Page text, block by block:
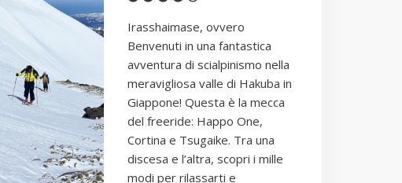
Irasshaimase, ovvero
Benvenuti in una fantastica
avventura di scialpinismo nella
meravigliosa valle di Hakuba in
Giappone! Questa è la mecca
del freeride: Happo One,
Cortina e Tsugaike. Tra una
discesa e l’altra, scopri i mille
modi per rilassarti e